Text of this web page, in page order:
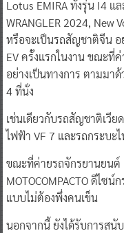
Lotus EMIRA ทั้งรุ่น I4 แล
WRANGLER 2024, New
หรือจะเป็นรถสัญชาติจีน อ
EV ครั้งแรกในงาน ขณะที่
อย่างเป็นทางการ ตามมา
4 ที่นั่ง
เช่นเดียวกับรถสัญชาติเวีย
ไฟฟ้า VF 7 และรถกระบะ
ขณะที่ค่ายรถจักรยานยนต์
MOTOCOMPACTO ดีไซ
แบบไม่ต้องพึ่งคนเข็น
นอกจากนี้ ยังได้รับการสนั